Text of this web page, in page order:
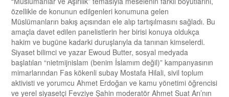
özellikle de konunun edilgenleri konumuna gelen
Müslümanların bakış açısından ele alıp tartışılmasını sağladı. Bu
amaçla davet edilen panelistlerin her birisi konuya oldukça
hakim ve bugüne kadarki duruşlarıyla da tanınan kimselerdi.
Siyaset bilimci ve yazar Ewoud Butter, sosyal medyada
başlatılan “nietmijnislam (benim İslamım değil)” kampanyasının
mimarlarından Fas kökenli subay Mostafa Hilali, sivil toplum
aktivisti ve yorumcu Ahmet Erdoğan ve kamu yönetimi öğrencisi
ve yerel siyasetçi Fevziye Şahin moderatör Ahmet Suat Arı’nın